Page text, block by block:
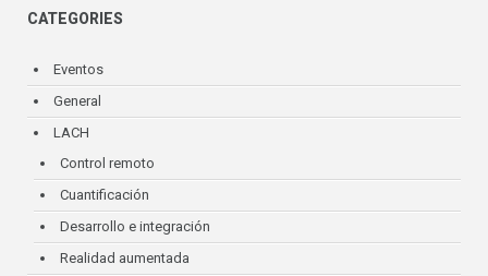
CATEGORIES
Eventos
General
LACH
Control remoto
Cuantificación
Desarrollo e integración
Realidad aumentada